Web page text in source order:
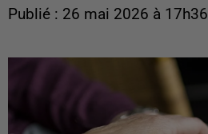
Publié : 26 mai 2026 à 17h36